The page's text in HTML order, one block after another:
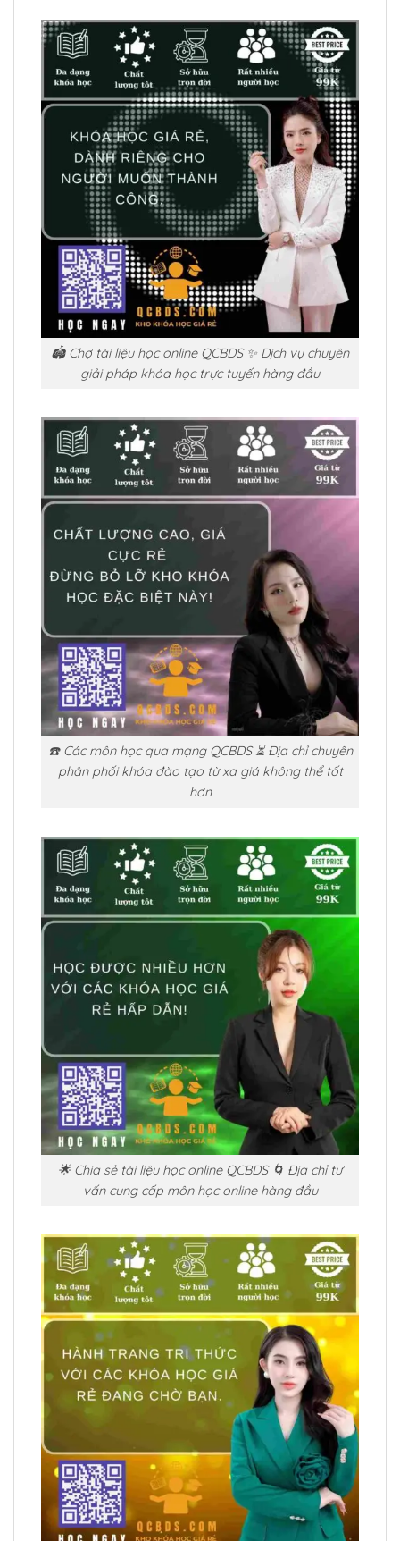
🏟️ Chợ tài liệu học online QCBDS ✨ Dịch vụ chuyên
giải pháp khóa học trực tuyến hàng đầu
☎️ Các môn học qua mạng QCBDS ⏳ Địa chỉ chuyên
phân phối khóa đào tạo từ xa giá không thể tốt
hơn
🌟 Chia sẻ tài liệu học online QCBDS 🌀 Địa chỉ tư
vấn cung cấp môn học online hàng đầu